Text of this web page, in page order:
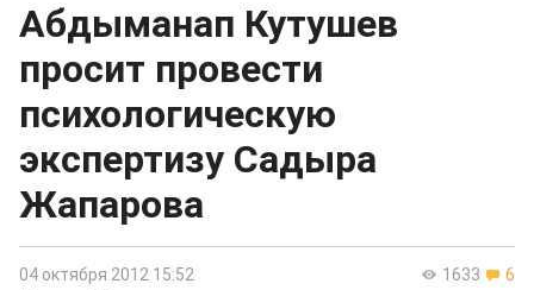
Абдыманап Кутушев
просит провести
психологическую
экспертизу Садыра
Жапарова
1633 6
04 октября 2012 15:52